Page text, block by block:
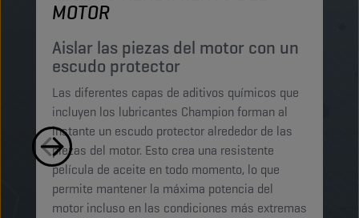
MOTOR
Aislar las piezas del motor con un
escudo protector
Las diferentes capas de aditivos químicos que
incluyen los lubricantes Champion forman al
instante un escudo protector alrededor de las
piezas del motor. Esto crea una resistente
película de aceite en todo momento, lo que
permite mantener la máxima potencia del
motor incluso en las condiciones más extremas